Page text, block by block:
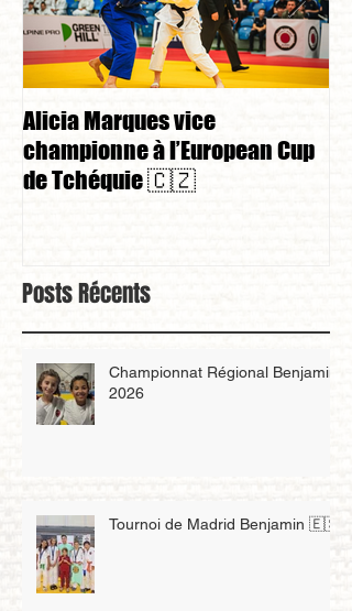
Alicia Marques vice
championne à l’European Cup
de Tchéquie 🇨🇿
Posts Récents
Championnat Régional Benjamin
2026
Tournoi de Madrid Benjamin 🇪🇸